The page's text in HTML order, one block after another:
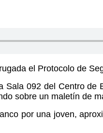
el Protocolo de
Sala 092 del Centro
sobre un maletín de
por una joven,